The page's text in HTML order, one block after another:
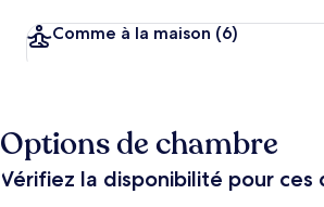
Comme à la maison (6)
Options de chambre
Vérifiez la disponibilité pour ces